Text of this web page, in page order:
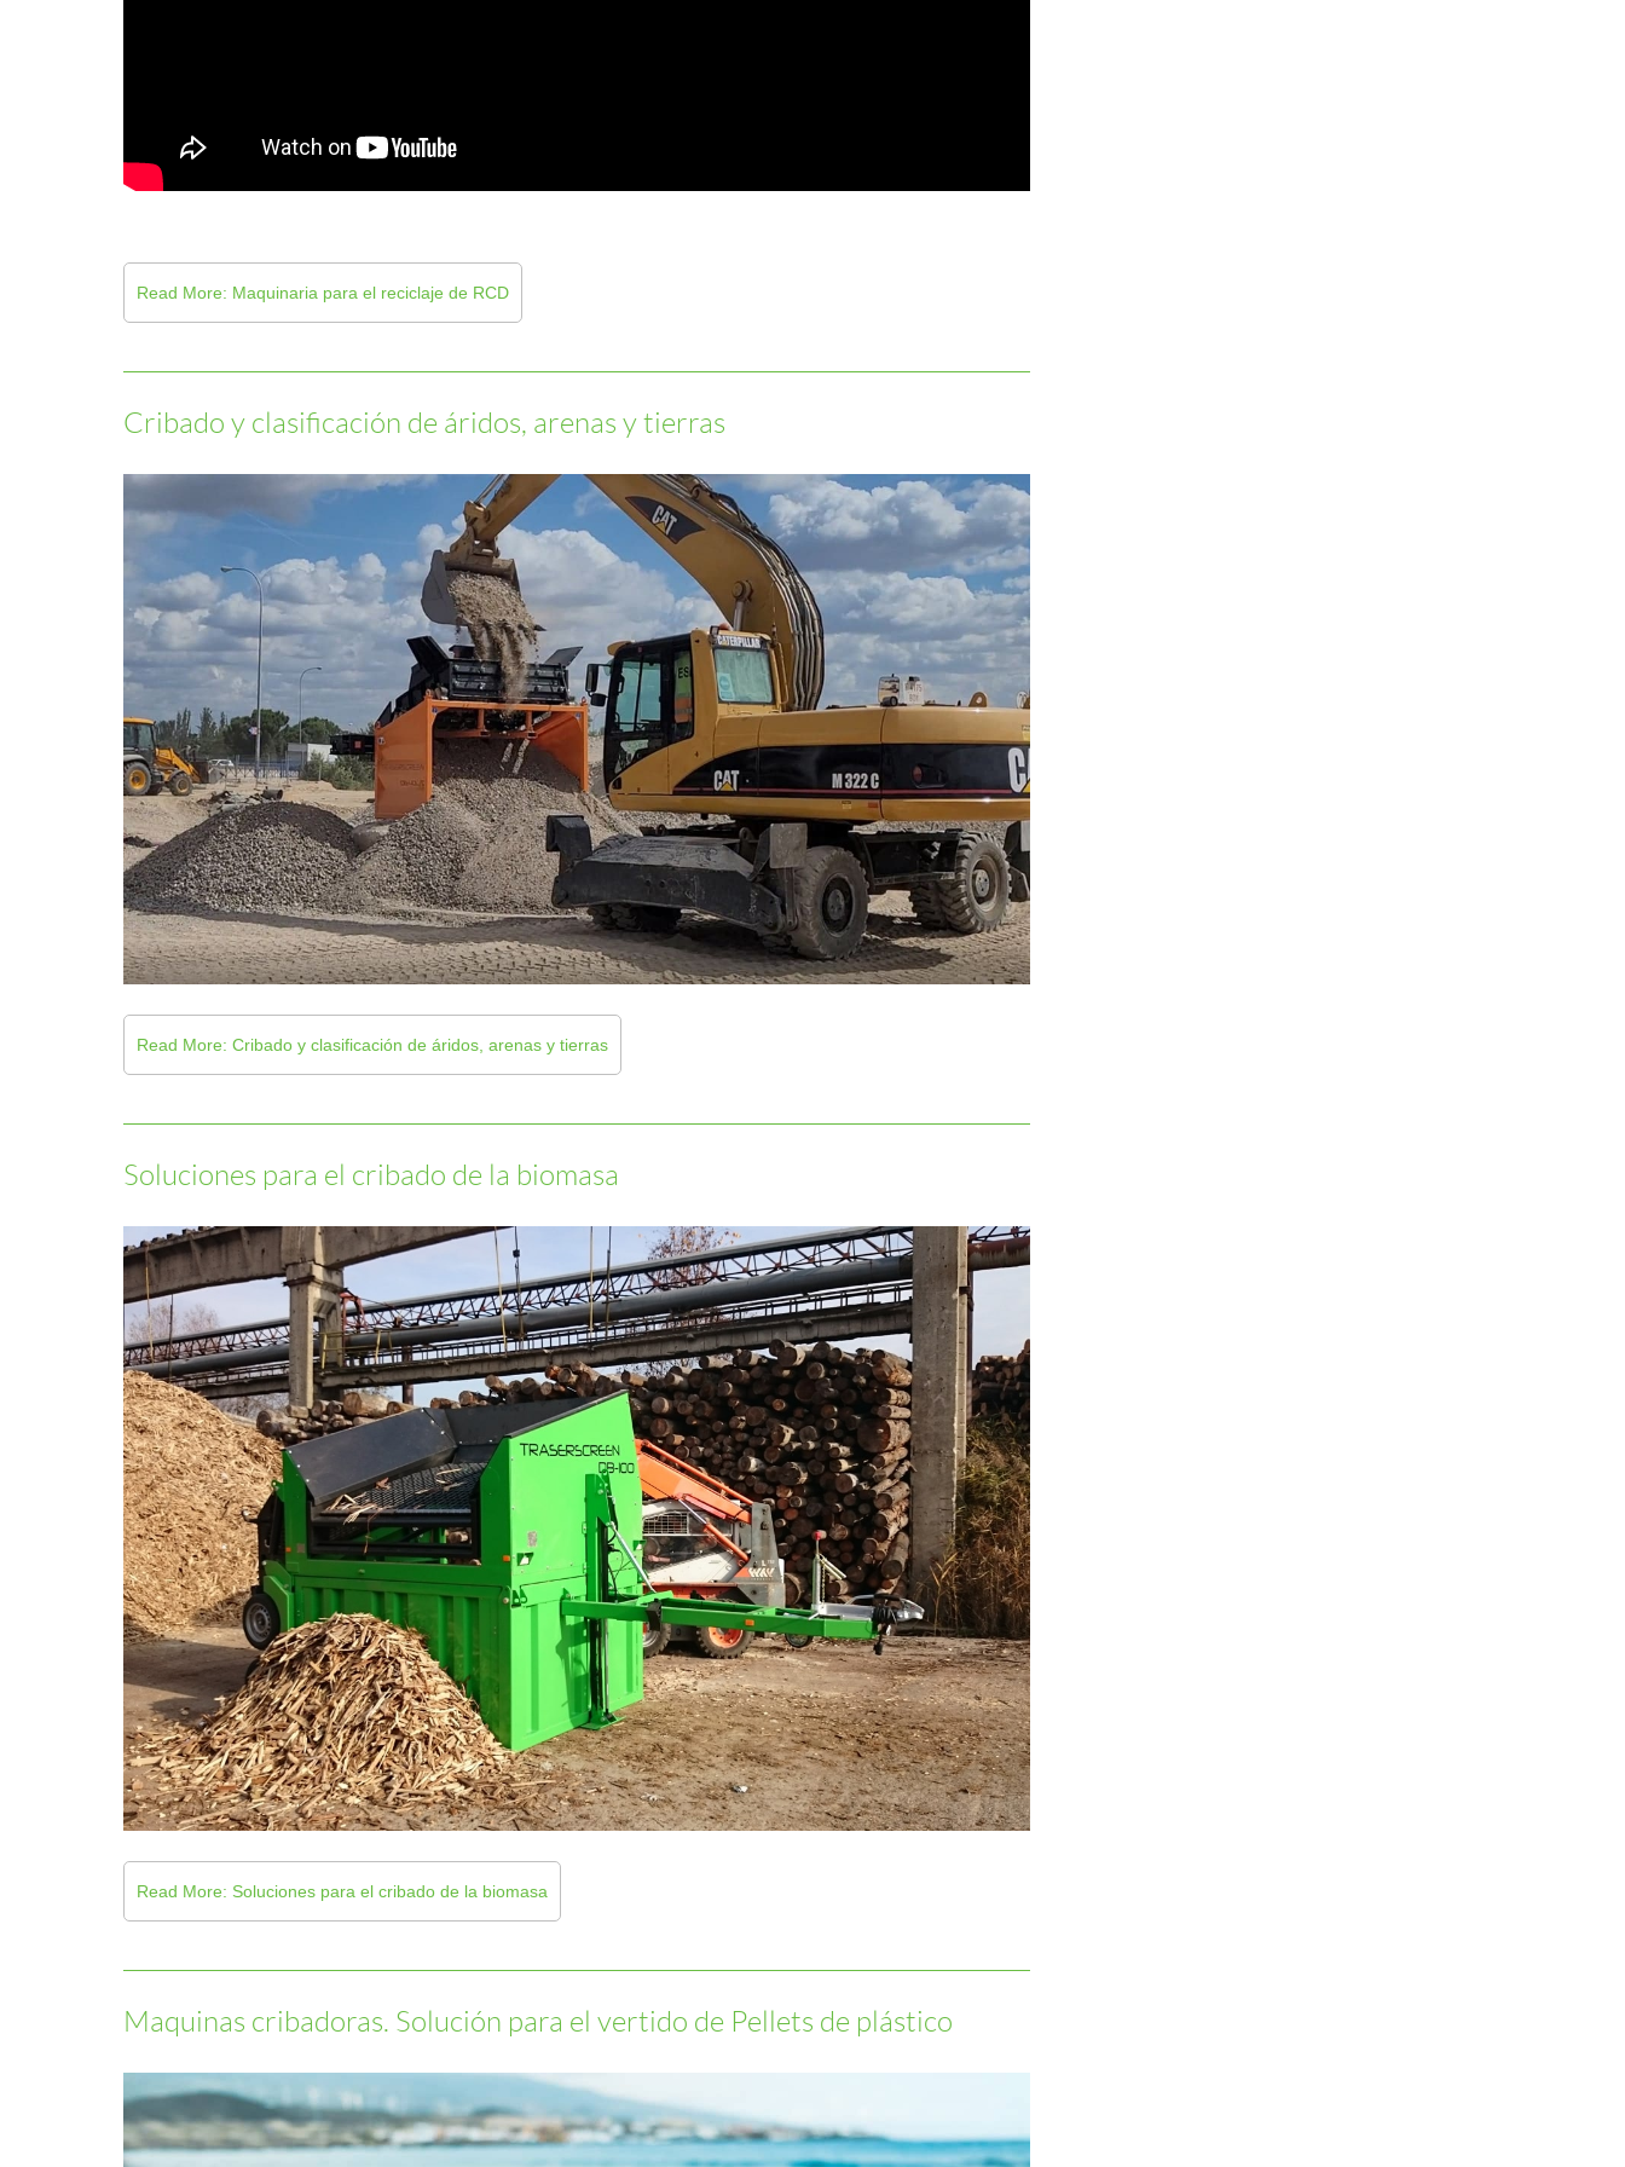
Read More: Maquinaria para el reciclaje de RCD
Cribado y clasificación de áridos, arenas y tierras
Read More: Cribado y clasificación de áridos, arenas y tierras
Soluciones para el cribado de la biomasa
Read More: Soluciones para el cribado de la biomasa
Maquinas cribadoras. Solución para el vertido de Pellets de plástico